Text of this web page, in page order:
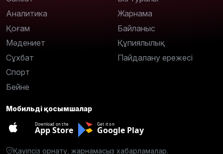
Аналитика
Қоғам
Мәдениет
Сұхбат
Спорт
Бейне
Жарнама
Байланыс
Құпиялылық
Пайдалану ережесі
Мобильді қосымшалар
Download on the
App Store
Get it on
Google Play
Қауіпсіз орнату, жарнамасыз хабарламалар.